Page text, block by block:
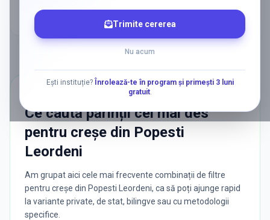
Trimite cererea
Nu acum
Ești instituție?
Înrolează-te în program și primești 3 luni
gratuit.
Ce caută părinții cel mai des
pentru creșe din Popesti
Leordeni
Am grupat aici cele mai frecvente combinații de filtre
pentru creșe din Popesti Leordeni, ca să poți ajunge rapid
la variante private, de stat, bilingve sau cu metodologii
specifice.